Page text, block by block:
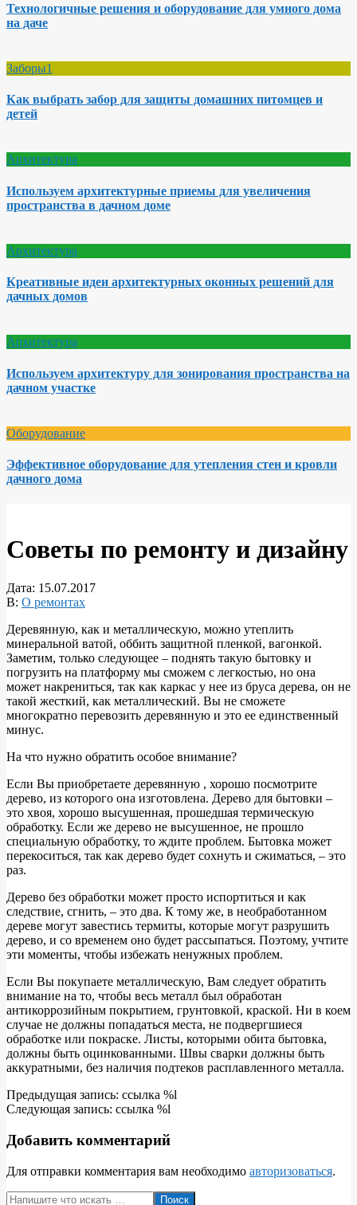
Технологичные решения и оборудование для умного дома
на даче
Заборы1
Как выбрать забор для защиты домашних питомцев и
детей
Архитектура
Используем архитектурные приемы для увеличения
пространства в дачном доме
Архитектура
Креативные идеи архитектурных оконных решений для
дачных домов
Архитектура
Используем архитектуру для зонирования пространства на
дачном участке
Оборудование
Эффективное оборудование для утепления стен и кровли
дачного дома
Советы по ремонту и дизайну
Дата: 15.07.2017
В: О ремонтах
Деревянную, как и металлическую, можно утеплить
минеральной ватой, оббить защитной пленкой, вагонкой.
Заметим, только следующее – поднять такую бытовку и
погрузить на платформу мы сможем с легкостью, но она
может накрениться, так как каркас у нее из бруса дерева, он не
такой жесткий, как металлический. Вы не сможете
многократно перевозить деревянную и это ее единственный
минус.
На что нужно обратить особое внимание?
Если Вы приобретаете деревянную , хорошо посмотрите
дерево, из которого она изготовлена. Дерево для бытовки –
это хвоя, хорошо высушенная, прошедшая термическую
обработку. Если же дерево не высушенное, не прошло
специальную обработку, то ждите проблем. Бытовка может
перекоситься, так как дерево будет сохнуть и сжиматься, – это
раз.
Дерево без обработки может просто испортиться и как
следствие, сгнить, – это два. К тому же, в необработанном
дереве могут завестись термиты, которые могут разрушить
дерево, и со временем оно будет рассыпаться. Поэтому, учтите
эти моменты, чтобы избежать ненужных проблем.
Если Вы покупаете металлическую, Вам следует обратить
внимание на то, чтобы весь металл был обработан
антикоррозийным покрытием, грунтовкой, краской. Ни в коем
случае не должны попадаться места, не подвергшиеся
обработке или покраске. Листы, которыми обита бытовка,
должны быть оцинкованными. Швы сварки должны быть
аккуратными, без наличия подтеков расплавленного металла.
2017-
07-
Предыдущая запись: ссылка %l
Следующая запись: ссылка %l
Добавить комментарий
Для отправки комментария вам необходимо авторизоваться.
Поиск